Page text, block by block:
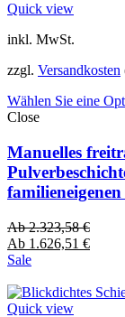
Quick view
inkl. MwSt.
zzgl. Versandkosten
Wählen Sie eine
Close
Manuelles
Ab2.323,58€
Ab 1.626,51 €
Sale
Quick view